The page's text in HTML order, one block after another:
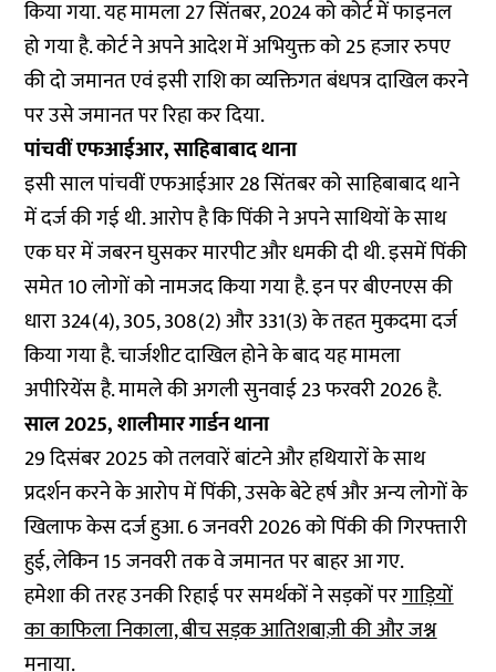
किया गया. यह मामला 27 सिंतबर, 2024 को कोर्ट में फाइनल
हो गया है. कोर्ट ने अपने आदेश में अभियुक्त को 25 हजार रुपए
की दो जमानत एवं इसी राशि का व्यक्तिगत बंधपत्र दाखिल करने
पर उसे जमानत पर रिहा कर दिया.
पांचवीं एफआईआर, साहिबाबाद थाना
इसी साल पांचवीं एफआईआर 28 सिंतबर को साहिबाबाद थाने
में दर्ज की गई थी. आरोप है कि पिंकी ने अपने साथियों के साथ
एक घर में जबरन घुसकर मारपीट और धमकी दी थी. इसमें पिंकी
समेत 10 लोगों को नामजद किया गया है. इन पर बीएनएस की
धारा 324(4), 305, 308(2) और 331(3) के तहत मुकदमा दर्ज
किया गया है. चार्जशीट दाखिल होने के बाद यह मामला
अपीरियेंस है. मामले की अगली सुनवाई 23 फरवरी 2026 है.
साल 2025, शालीमार गार्डन थाना
29 दिसंबर 2025 को तलवारें बांटने और हथियारों के साथ
प्रदर्शन करने के आरोप में पिंकी, उसके बेटे हर्ष और अन्य लोगों के
खिलाफ केस दर्ज हुआ. 6 जनवरी 2026 को पिंकी की गिरफ्तारी
हुई, लेकिन 15 जनवरी तक वे जमानत पर बाहर आ गए.
हमेशा की तरह उनकी रिहाई पर समर्थकों ने सड़कों परगाड़ियों
का काफिला निकाला, बीच सड़क आतिशबाज़ी की और जश्न
मनाया.